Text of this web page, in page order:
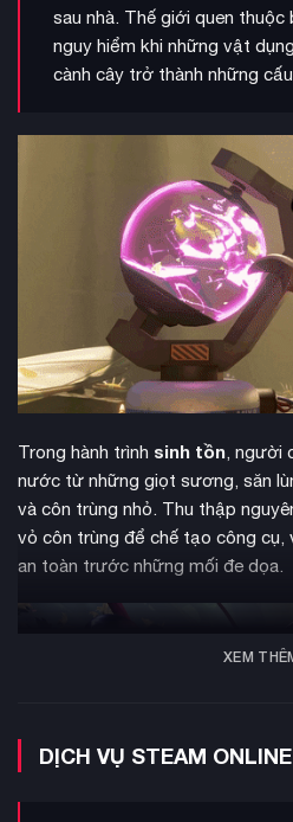
sau nhà. Thế giới quen
nguy hiểm khi những vật
cành cây trở thành những
Trong hành trình sinh tồn, người
nước từ những giọt sương, săn
và côn trùng nhỏ. Thu thập
vỏ côn trùng để chế tạo công cụ,
an toàn trước những mối đe dọa.
XEM
DỊCH VỤ STEAM